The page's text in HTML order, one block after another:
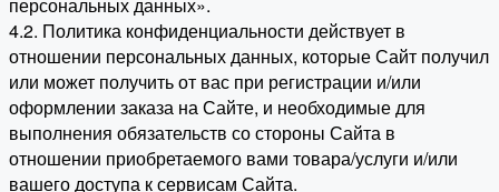
4.2. Политика конфиденциальности действует в
отношении персональных данных, которые Сайт получил
или может получить от вас при регистрации и/или
оформлении заказа на Сайте, и необходимые для
выполнения обязательств со стороны Сайта в
отношении приобретаемого вами товара/услуги и/или
вашего доступа к сервисам Сайта.